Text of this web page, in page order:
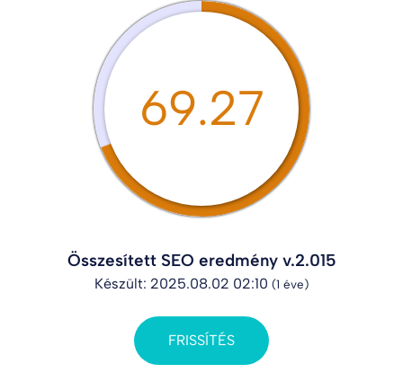
69.27
Összesített SEO eredmény v.2.015
Készült: 2025.08.02 02:10 (1 éve)
FRISSÍTÉS